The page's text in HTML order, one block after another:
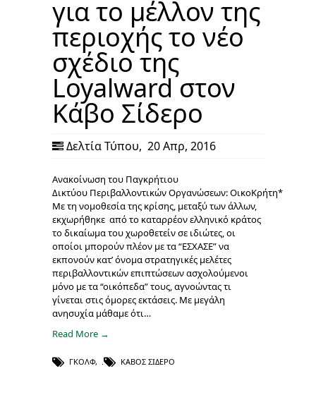
για το μέλλον της
περιοχής το νέο
σχέδιο της
Loyalward στον
Κάβο Σίδερο
Δελτία Τύπου, 20 Απρ, 2016
Ανακοίνωση του Παγκρήτιου
Δικτύου Περιβαλλοντικών Οργανώσεων: ΟικοΚρήτη*
Με τη νομοθεσία της κρίσης, μεταξύ των άλλων,
εκχωρήθηκε από το καταρρέον ελληνικό κράτος
το δικαίωμα του χωροθετείν σε ιδιώτες, οι
οποίοι μπορούν πλέον με τα “ΕΣΧΑΣΕ” να
εκπονούν κατ’ όνομα στρατηγικές μελέτες
περιβαλλοντικών επιπτώσεων ασχολούμενοι
μόνο με τα “οικόπεδα” τους, αγνοώντας τι
γίνεται στις όμορες εκτάσεις. Με μεγάλη
ανησυχία μάθαμε ότι…
Read More →
ΓΚΟΛΦ, ΚΑΒΟΣ ΣΙΔΕΡΟ